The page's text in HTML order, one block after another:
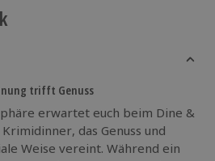
trifft Genuss
erwartet euch beim Dine &
das Genuss und
Weise vereint. Während ein